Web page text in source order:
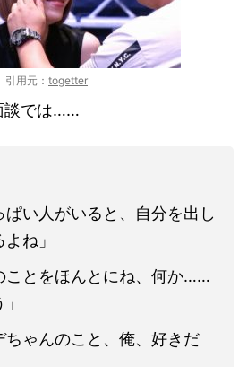
引用元： togetter
談では……
ぱい人がいると、自分を出し
ね」
ことをほんとにね、何か……
ちゃんのこと、俺、好きだ